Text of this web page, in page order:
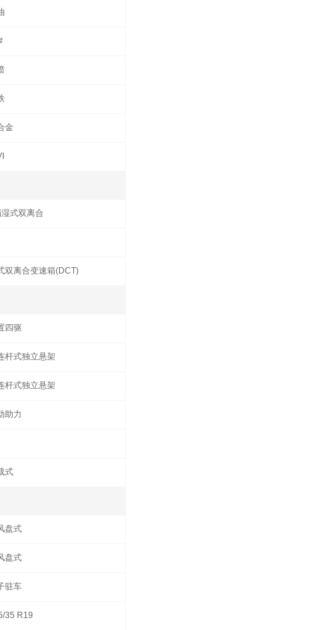
金
式双离合
双离合变速箱(DCT)
四驱
杆式独立悬架
杆式独立悬架
助力
式
盘式
盘式
驻车
35 R19